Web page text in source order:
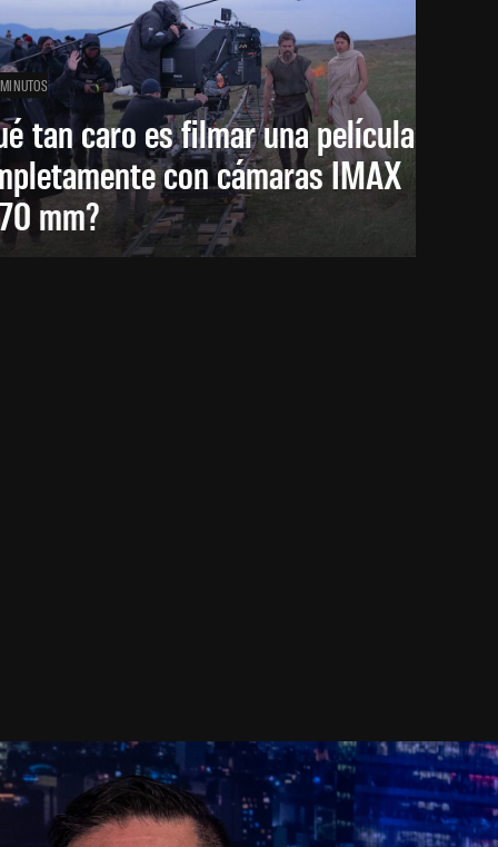
tan caro es filmar una película
con cámaras IMAX
mm?